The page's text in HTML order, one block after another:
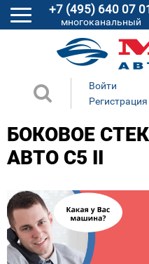
+7 (495) 640 07
многоканальный
Войти
Регистрация
БОКОВОЕ
АВТО C5 II